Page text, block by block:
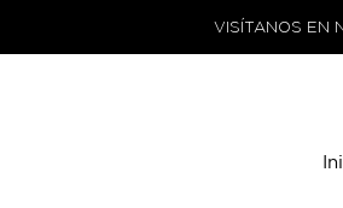
VISÍTANOS EN